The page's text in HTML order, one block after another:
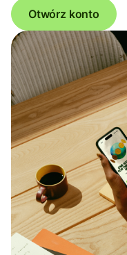
Otwórz konto